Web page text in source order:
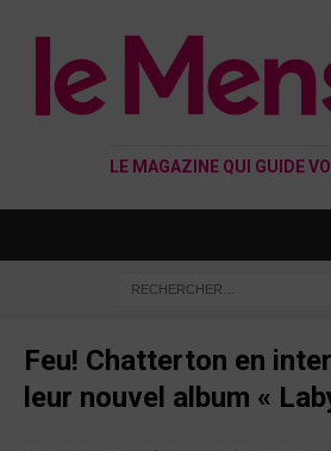
LE MAGAZINE QUI GUIDE
Feu! Chatterton en
leur nouvel album «